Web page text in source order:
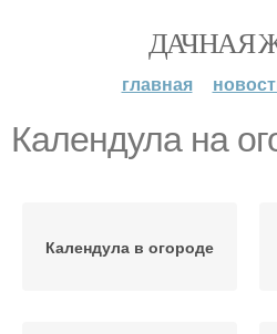
ДАЧНАЯ
главная
Календула на
Календула в огороде